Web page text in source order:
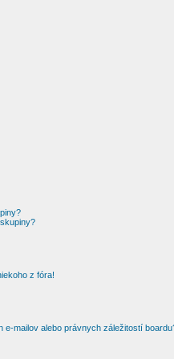
z fóra!
e-mailov alebo právnych záležitostí